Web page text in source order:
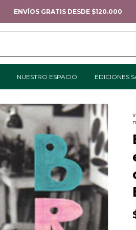
ENVÍOS GRATIS DESDE $120.000
NUESTRO ESPACIO EDICIONES